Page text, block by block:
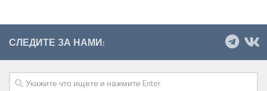
СЛЕДИТЕ ЗА НАМИ: